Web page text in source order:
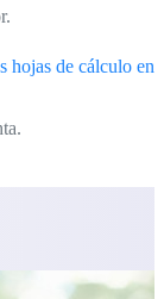
hojas de cálculo en